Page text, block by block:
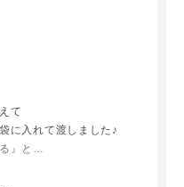
て
に入れて渡しました♪
』と…